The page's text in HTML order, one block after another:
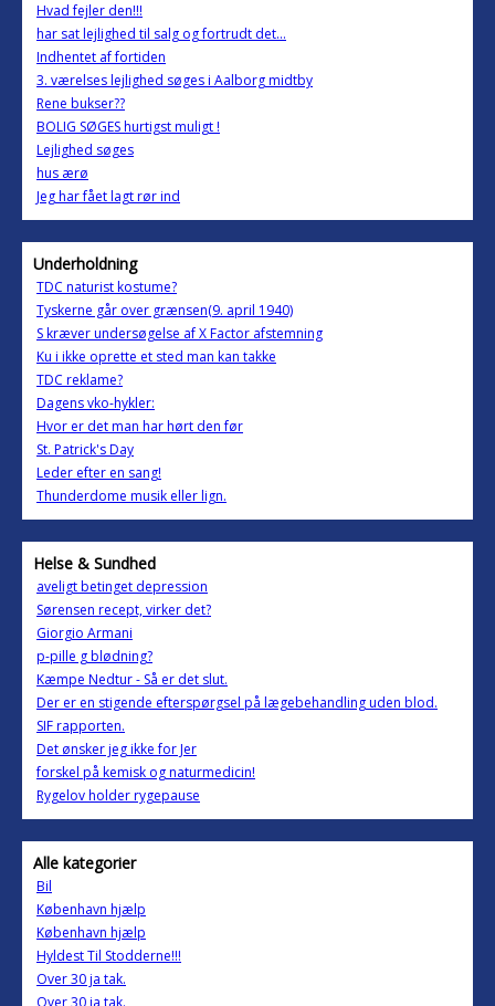
Hvad fejler den!!!
har sat lejlighed til salg og fortrudt det...
Indhentet af fortiden
3. værelses lejlighed søges i Aalborg midtby
Rene bukser??
BOLIG SØGES hurtigst muligt !
Lejlighed søges
hus ærø
Jeg har fået lagt rør ind
Underholdning
TDC naturist kostume?
Tyskerne går over grænsen(9. april 1940)
S kræver undersøgelse af X Factor afstemning
Ku i ikke oprette et sted man kan takke
TDC reklame?
Dagens vko-hykler:
Hvor er det man har hørt den før
St. Patrick's Day
Leder efter en sang!
Thunderdome musik eller lign.
Helse & Sundhed
aveligt betinget depression
Sørensen recept, virker det?
Giorgio Armani
p-pille g blødning?
Kæmpe Nedtur - Så er det slut.
Der er en stigende efterspørgsel på lægebehandling uden blod.
SIF rapporten.
Det ønsker jeg ikke for Jer
forskel på kemisk og naturmedicin!
Rygelov holder rygepause
Alle kategorier
Bil
København hjælp
København hjælp
Hyldest Til Stodderne!!!
Over 30 ja tak.
Over 30 ja tak.